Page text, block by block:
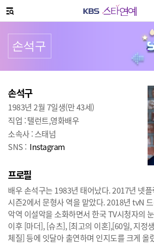
메뉴 열기
손석구
프로필
손석구
1983년 2월 7일생(만 43세)
직업 :탤런트,영화배우
소속사 : 스태넘
SNS : Instagram
프로필
배우 손석구는 1983년 태어났다. 2017년 넷
시즌2에서 문형사 역을 맡았다. 2018년 tvN
악역 이설악을 소화하면서 한국 TV시청자의
이후 [마더], [슈츠], [최고의 이혼],[60일, 지정
체질] 등에 잇달아 출연하며 인지도를 크게 올